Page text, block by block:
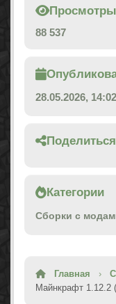
Просмотры
88 537
28.05.2026, 14:02
Поделиться
Категории
Сборки с
Главная ›
Майнкрафт 1.12.2